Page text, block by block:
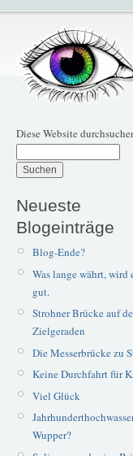
Diese Website
Neueste
Blogeinträge
Blog-Ende?
Was lange währt, wird
gut.
Strohner Brücke auf
Zielgeraden
Die Messerbrücke zu
Keine Durchfahrt für
Viel Glück
Wupper?